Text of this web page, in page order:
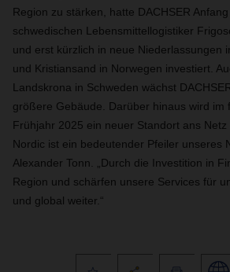
Region zu stärken, hatte DACHSER
schwedischen Lebensmittellogistiker
und erst kürzlich in neue Niederlassungen
und Kristiansand in Norwegen investiert.
Landskrona in Schweden wächst
größere Gebäude. Darüber hinaus wird im
Frühjahr 2025 ein neuer Standort ans Netz
Nordic ist ein bedeutender Pfeiler unseres
Alexander Tonn. „Durch die Investition in
Region und schärfen unsere Services für
und global weiter.“